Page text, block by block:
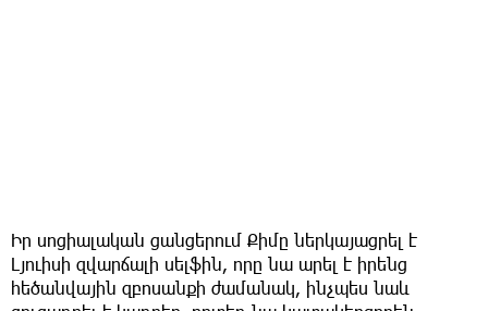
Իր սոցիալական ցանցերում Քիմը ներկայացրել է
Լյուիսի զվարճալի սելֆին, որը նա արել է իրենց
հեծանվային զբոսանքի ժամանակ, ինչպես նաև